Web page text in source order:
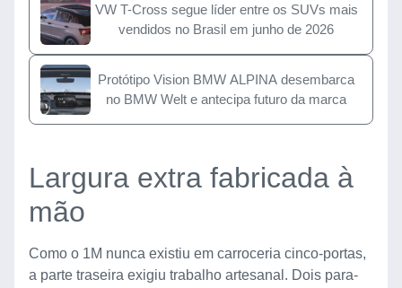
VW T-Cross segue líder entre os SUVs mais
vendidos no Brasil em junho de 2026
Protótipo Vision BMW ALPINA desembarca
no BMW Welt e antecipa futuro da marca
Largura extra fabricada à
mão
Como o 1M nunca existiu em carroceria cinco-portas,
a parte traseira exigiu trabalho artesanal. Dois para-